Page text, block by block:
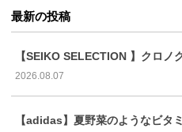
最新の投稿
【SEIKO SELECTION 】クロノ
2026.08.07
【adidas】夏野菜のようなビタ